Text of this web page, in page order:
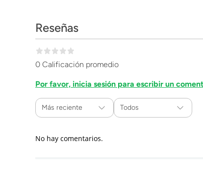
Reseñas
0 Calificación promedio
Por favor, inicia sesión para escribir un
Más reciente Todos
No hay comentarios.